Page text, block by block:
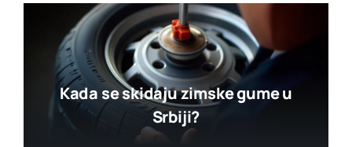
Kada se skidaju zimske gume u
Srbiji?